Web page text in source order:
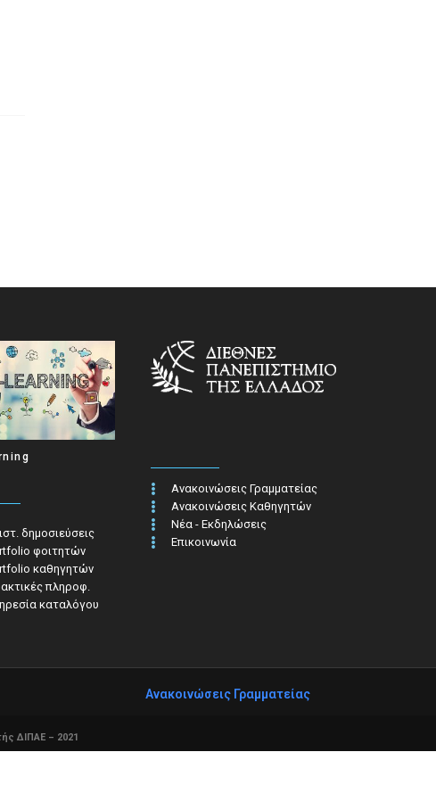
δημοσιεύσεις
φοιτητών
καθηγητών
πληροφ.​
καταλόγου
Ανακοινώσεις Γραμματείας
Ανακοινώσεις Καθηγητών
Νέα - Εκδηλώσεις
Επικοινωνία
Ανακοινώσεις Γραμματείας
ΔΙΠΑΕ – 2021